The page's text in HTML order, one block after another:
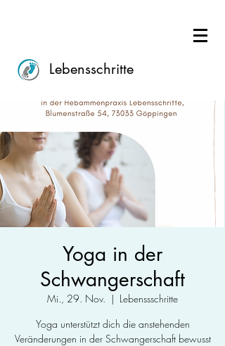
Lebensschritte
Yoga in der
Schwangerschaft
Mi., 29. Nov.
  |
Lebenssschritte
Yoga unterstützt dich die anstehenden
Veränderungen in der Schwangerschaft bewusst